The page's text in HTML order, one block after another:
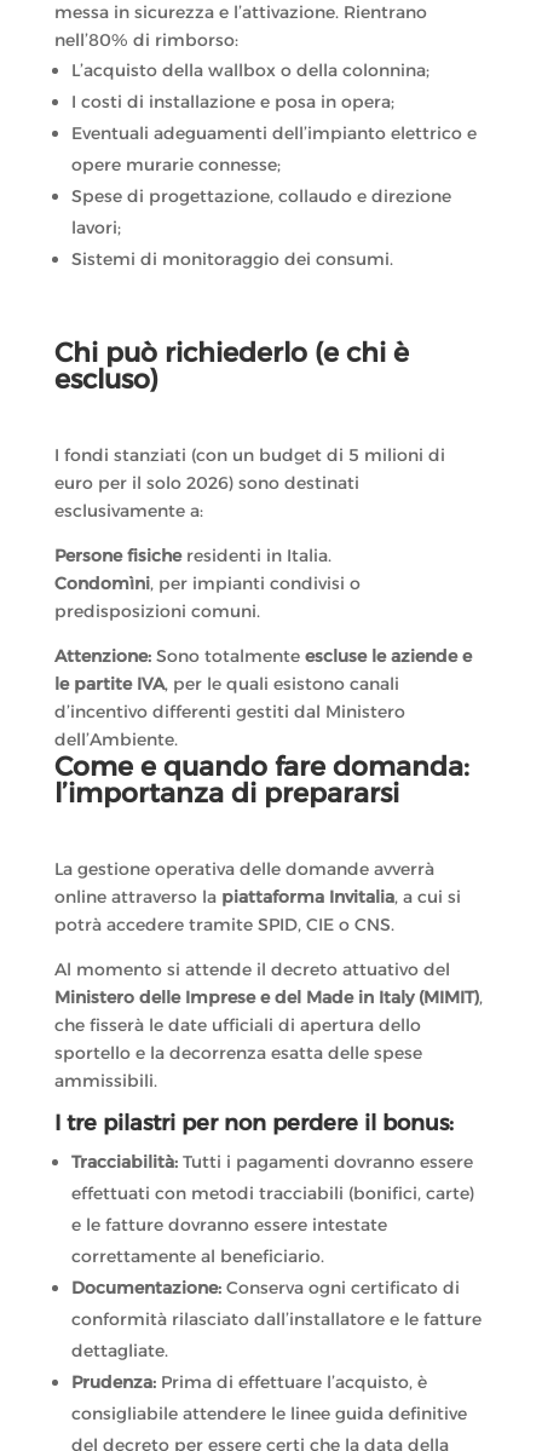
messa in sicurezza e l’attivazione. Rientrano
nell’80% di rimborso:
L’acquisto della wallbox o della colonnina;
I costi di installazione e posa in opera;
Eventuali adeguamenti dell’impianto elettrico e
opere murarie connesse;
Spese di progettazione, collaudo e direzione
lavori;
Sistemi di monitoraggio dei consumi.
Chi può richiederlo (e chi è
escluso)
I fondi stanziati (con un budget di 5 milioni di
euro per il solo 2026) sono destinati
esclusivamente a:
Persone fisicheresidenti in Italia.
Condomìni, per impianti condivisi o
predisposizioni comuni.
Attenzione:Sono totalmente escluse le aziende e
le partite IVA, per le quali esistono canali
d’incentivo differenti gestiti dal Ministero
dell’Ambiente.
Come e quando fare domanda:
l’importanza di prepararsi
La gestione operativa delle domande avverrà
online attraverso la piattaforma Invitalia, a cui si
potrà accedere tramite SPID, CIE o CNS.
Al momento si attende il decreto attuativo del
Ministero delle Imprese e del Made in Italy (MIMIT),
che fisserà le date ufficiali di apertura dello
sportello e la decorrenza esatta delle spese
ammissibili.
I tre pilastri per non perdere il bonus:
Tracciabilità:Tutti i pagamenti dovranno essere
effettuati con metodi tracciabili (bonifici, carte)
e le fatture dovranno essere intestate
correttamente al beneficiario.
Documentazione:Conserva ogni certificato di
conformità rilasciato dall’installatore e le fatture
dettagliate.
Prudenza:Prima di effettuare l’acquisto, è
consigliabile attendere le linee guida definitive
del decreto per essere certi che la data della